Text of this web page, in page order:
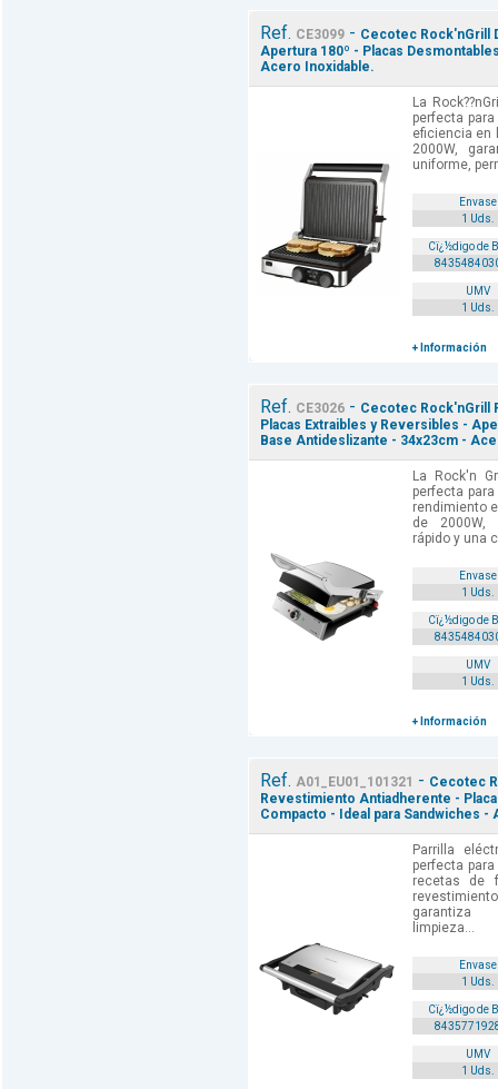
Ref. CE3099- Cecotec Rock'nGrill
Apertura 180º - Placas
Acero Inoxidable.
La
perfecta
eficiencia en
2000W,
uniforme,
Envase
1 Uds.
Cï¿½digo de
UMV
1 Uds.
+ Información
Ref. CE3026- Cecotec Rock'nGrill
Placas Extraibles y Reversibles -
Base Antideslizante - 34x23cm -
La Rock'n
perfecta
rendimiento
de 2000W,
rápido y una
Envase
1 Uds.
Cï¿½digo de
UMV
1 Uds.
+ Información
Ref. A01_EU01_101321 - Cecotec
Revestimiento Antiadherente -
Compacto - Ideal para Sandwiches -
Parrilla
perfecta
recetas de
garantiza
limpieza...
Envase
1 Uds.
Cï¿½digo de
UMV
1 Uds.